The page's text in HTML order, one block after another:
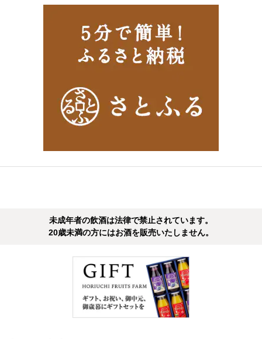
未成年者の飲酒は法律で禁止されています。
20歳未満の方にはお酒を販売いたしません。